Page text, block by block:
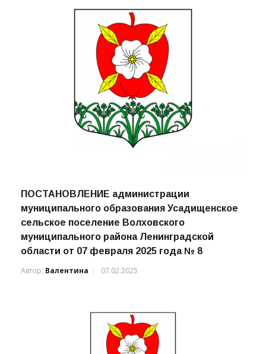
ПОСТАНОВЛЕНИЕ администрации
муниципального образования Усадищенское
сельское поселение Волховского
муниципального района Ленинградской
области от 07 февраля 2025 года № 8
Автор: Валентина 07.02.2025